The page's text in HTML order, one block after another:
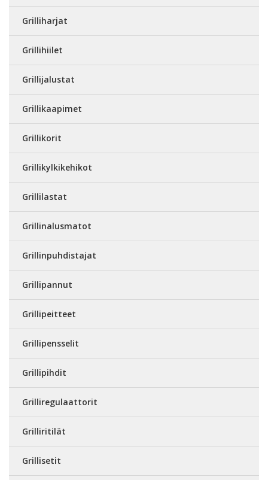
Grilliharjat
Grillihiilet
Grillijalustat
Grillikaapimet
Grillikorit
Grillikylkikehikot
Grillilastat
Grillinalusmatot
Grillinpuhdistajat
Grillipannut
Grillipeitteet
Grillipensselit
Grillipihdit
Grilliregulaattorit
Grilliritilät
Grillisetit